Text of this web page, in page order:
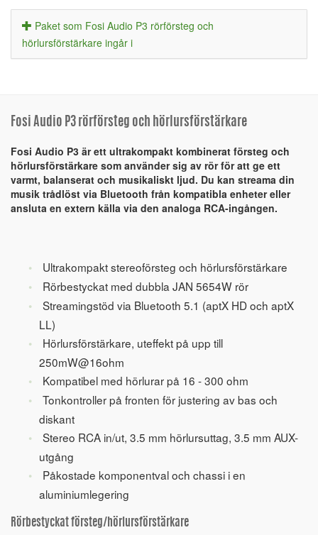
Paket som Fosi Audio P3 rörförsteg och
hörlursförstärkare ingår i
Fosi Audio P3 rörförsteg och hörlursförstärkare
Fosi Audio P3 är ett ultrakompakt kombinerat försteg och
hörlursförstärkare som använder sig av rör för att ge ett
varmt, balanserat och musikaliskt ljud. Du kan streama din
musik trådlöst via Bluetooth från kompatibla enheter eller
ansluta en extern källa via den analoga RCA-ingången.
Ultrakompakt stereoförsteg och hörlursförstärkare
Rörbestyckat med dubbla JAN 5654W rör
Streamingstöd via Bluetooth 5.1 (aptX HD och aptX
LL)
Hörlursförstärkare, uteffekt på upp till
250mW@16ohm
Kompatibel med hörlurar på 16 - 300 ohm
Tonkontroller på fronten för justering av bas och
diskant
Stereo RCA in/ut, 3.5 mm hörlursuttag, 3.5 mm AUX-
utgång
Påkostade komponentval och chassi i en
aluminiumlegering
Rörbestyckat försteg/hörlursförstärkare